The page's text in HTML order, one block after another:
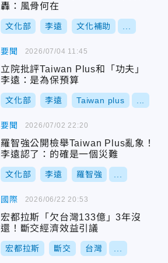
轟：風骨何在
文化部 李遠 文化補助
要聞
立院批評Taiwan Plus和「功夫」
李遠：是為保預算
文化部 李遠 Taiwan plus
2026/07/04 11:45
要聞
羅智強公開檢舉Taiwan Plus亂象！
李遠認了：的確是一個災難
文化部 李遠 羅智強
2026/07/02 22:20
國際
宏都拉斯「欠台灣133億」3年沒
還！斷交經濟效益引議
宏都拉斯 斷交 台灣
2026/06/22 20:53